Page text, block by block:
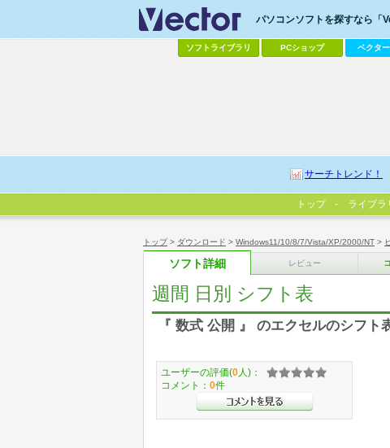
トップ> ダウンロード > Windows11/10/8/7/Vista/XP/2000/NT >
ソフト詳細 レビュー
週間 日別 シフト表
『 数式 公開 』 のエクセルのシフ
ユーザーの評価(0 人)：
コメント： 0件
パソコンソフトを探すなら「
ソフトライブラリ PCショップ ベクタ
サーチトレンド！
トップ ライブラ